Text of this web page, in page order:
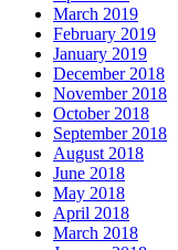
March 2019
February 2019
January 2019
December 2018
November 2018
October 2018
September 2018
August 2018
June 2018
May 2018
April 2018
March 2018